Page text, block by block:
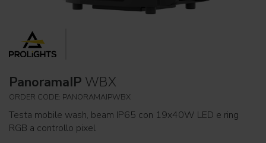
PanoramaIP WBX
ORDER CODE: PANORAMAIPWBX
Testa mobile wash, beam IP65 con 19x40W LED e ring
RGB a controllo pixel